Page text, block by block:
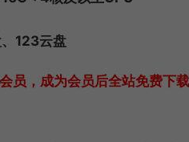
123云盘
员，成为会员后全站免费下